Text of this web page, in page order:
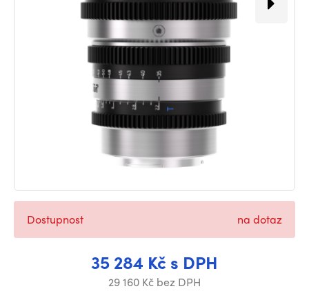
35 284 Kč s DPH
29 160 Kč bez DPH
Dostupnost na dotaz